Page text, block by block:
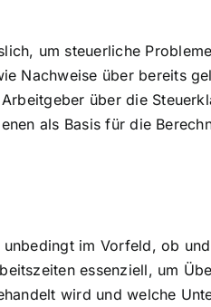
um steuerliche
Nachweise über bereits
über die
als Basis für die
im Vorfeld, ob
essenziell, um
wird und welche